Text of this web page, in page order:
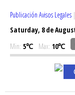
Publicación Avisos Legales |
Saturday, 8 de
Min: 5℃ Max: 10℃